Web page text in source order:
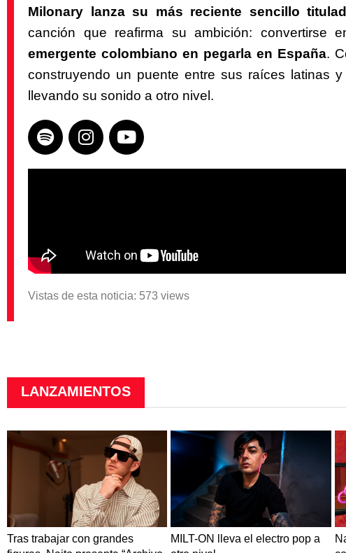
Milonary lanza su más reciente sencillo
canción que reafirma su ambición: convertirse
emergente colombiano en pegarla en España.
construyendo un puente entre sus raíces latinas
llevando su sonido a otro nivel.
Vistas de esta noticia: 573 views
LANZAMIENTOS
Tras trabajar con grandes
MILT-ON lleva el electro pop a